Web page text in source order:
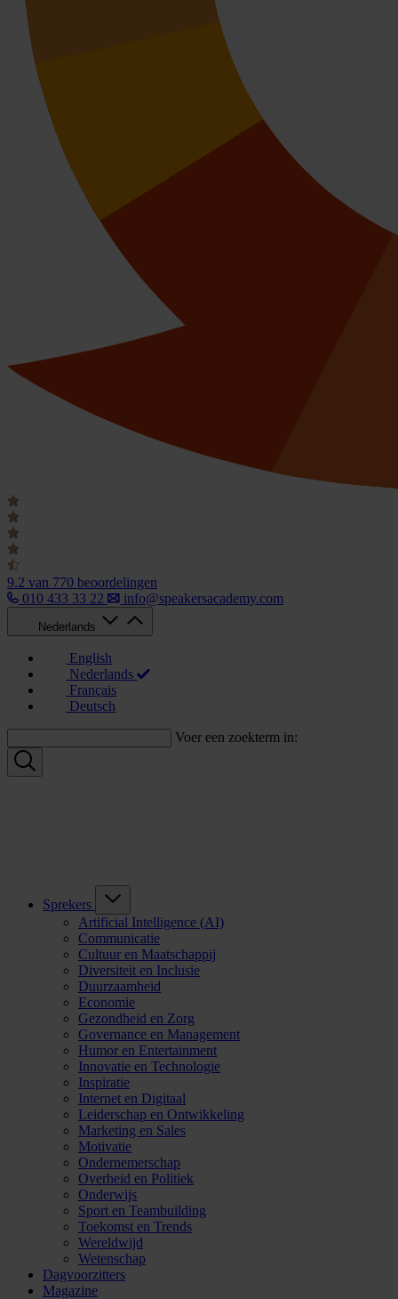
9.2 van 770 beoordelingen
010 433 33 22
info@speakersacademy.com
Nederlands
English
Nederlands
Français
Deutsch
Voer een zoekterm in:
Sprekers
Artificial Intelligence (AI)
Communicatie
Cultuur en Maatschappij
Diversiteit en Inclusie
Duurzaamheid
Economie
Gezondheid en Zorg
Governance en Management
Humor en Entertainment
Innovatie en Technologie
Inspiratie
Internet en Digitaal
Leiderschap en Ontwikkeling
Marketing en Sales
Motivatie
Ondernemerschap
Overheid en Politiek
Onderwijs
Sport en Teambuilding
Toekomst en Trends
Wereldwijd
Wetenschap
Dagvoorzitters
Magazine